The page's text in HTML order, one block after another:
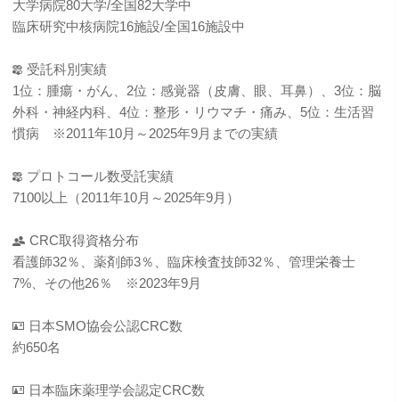
大学病院80大学/全国82大学中
臨床研究中核病院16施設/全国16施設中
受託科別実績
1位：腫瘍・がん、2位：感覚器（皮膚、眼、耳鼻）、3位：脳
外科・神経内科、4位：整形・リウマチ・痛み、5位：生活習
慣病 ※2011年10月～2025年9月までの実績
プロトコール数受託実績
7100以上（2011年10月～2025年9月）
CRC取得資格分布
看護師32％、薬剤師3％、臨床検査技師32％、管理栄養士
7%、その他26％ ※2023年9月
日本SMO協会公認CRC数
約650名
日本臨床薬理学会認定CRC数